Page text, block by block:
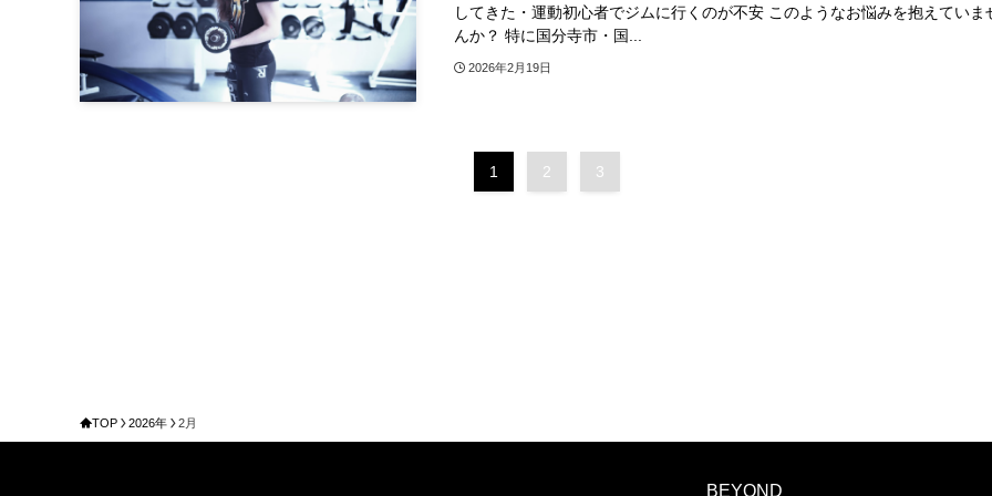
してきた・運動初心者でジムに行くのが不安 このようなお悩みを抱えていま
んか？ 特に国分寺市・国...
2026年2月19日
1 2 3
TOP 2026年 2月
BEYOND